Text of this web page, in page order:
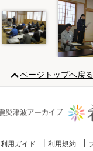
ページトップへ戻る
利用ガイド 利用規約